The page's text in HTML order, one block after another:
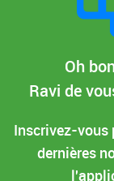
Oh
Ravi de
Inscrivez-vous
dernières